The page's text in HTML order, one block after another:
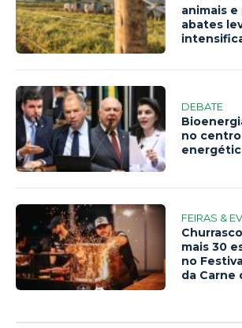
animais
abates
DEBATE
no
FEIRAS &
mais 30
no
da Carne